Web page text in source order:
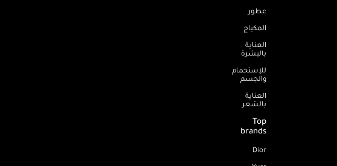
عطور
المكياج
العناية
بالبشرة
للإستحمام
والجسم
العناية
بالشعر
Top
brands
Dior